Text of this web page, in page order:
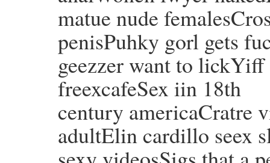
matue nude
penisPuhky gorl gets
geezzer want to
freexcafeSex iin 18th
century americaCratre
adultElin cardillo seex